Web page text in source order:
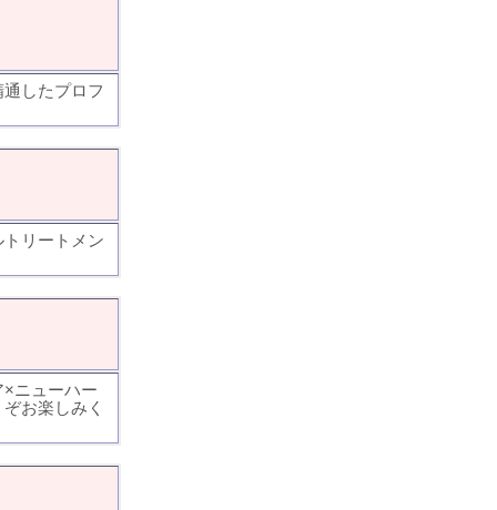
したプロフ
リートメン
ニューハー
お楽しみく